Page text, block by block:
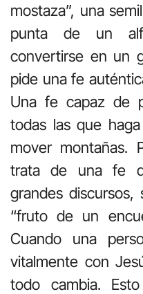
mostaza”, una
punta de un
convertirse en un
pide una fe
Una fe capaz de
todas las que
mover montañas.
trata de una fe
grandes
“fruto de un
Cuando una
vitalmente con
todo cambia.